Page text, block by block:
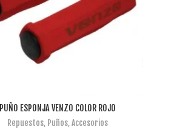
AÑADIR AL CARRITO
PUÑO ESPONJA VENZO COLOR ROJO
Repuestos, Puños,Accesorios